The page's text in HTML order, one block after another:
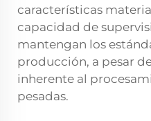
características
capacidad de
mantengan los
producción, a pesar
inherente al
pesadas.